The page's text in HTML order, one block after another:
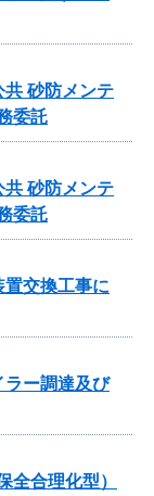
共 砂防メンテ
委託
共 砂防メンテ
委託
置交換工事に
ラー調達及び
全合理化型）